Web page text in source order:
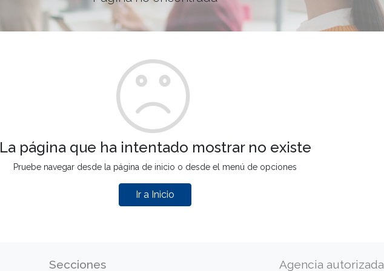
La página que ha intentado mostrar no existe
Pruebe navegar desde la página de inicio o desde el menú de opciones
Ir a Inicio
Secciones Agencia autorizada